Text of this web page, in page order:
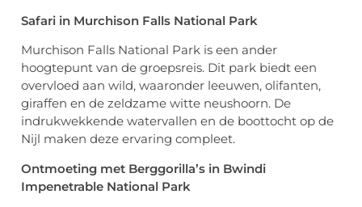
Safari in Murchison Falls National Park
Murchison Falls National Park is een ander
hoogtepunt van de groepsreis. Dit park biedt een
overvloed aan wild, waaronder leeuwen, olifanten,
giraffen en de zeldzame witte neushoorn. De
indrukwekkende watervallen en de boottocht op de
Nijl maken deze ervaring compleet.
Ontmoeting met Berggorilla’s in Bwindi
Impenetrable National Park